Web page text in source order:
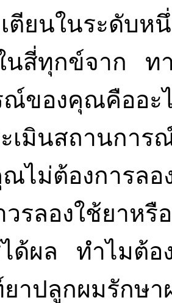
ตียนในระดับห
นสี่ทุกข์จาก ท
ณ์ของคุณคืออะ
เมินสถานกา
ณไม่ต้องการล
รลองใช้ยาหรื
ด้ผล ทำไมต้อ
าปลูกผมรักษา